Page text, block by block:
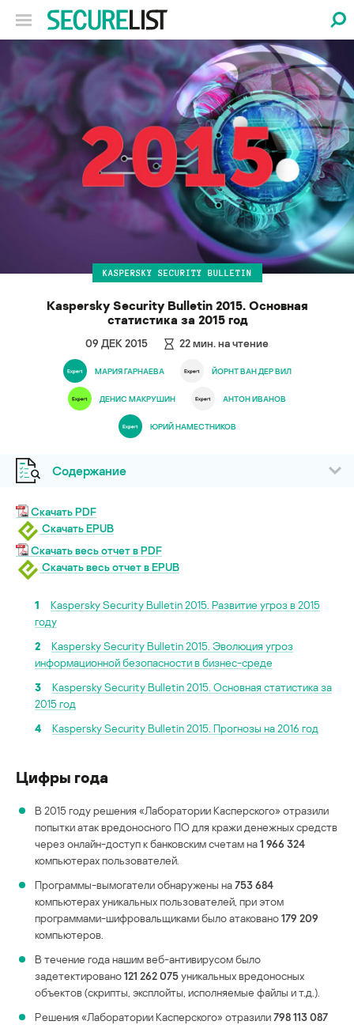
KASPERSKY SECURITY BULLETIN
Kaspersky Security Bulletin 2015. Основная
статистика за 2015 год
09 ДЕК 2015 22мин. на чтение
МАРИЯ ГАРНАЕВА ЙОРНТ ВАН ДЕР ВИЛ
ДЕНИС МАКРУШИН АНТОН ИВАНОВ
ЮРИЙ НАМЕСТНИКОВ
Содержание
Скачать PDF
Скачать EPUB
Скачать весь отчет в PDF
Скачать весь отчет в EPUB
1
Kaspersky Security Bulletin 2015. Развитие угроз в 2015
году
2
Kaspersky Security Bulletin 2015. Эволюция угроз
информационной безопасности в бизнес-среде
3
Kaspersky Security Bulletin 2015. Основная статистика за
2015 год
4
Kaspersky Security Bulletin 2015. Прогнозы на 2016 год
Цифры года
В 2015 году решения «Лаборатории Касперского» отразили
попытки атак вредоносного ПО для кражи денежных средств
через онлайн-доступ к банковским счетам на1 966 324
компьютерах пользователей.
Программы-вымогатели обнаружены на753 684
компьютерах уникальных пользователей, при этом
программами-шифровальщиками было атаковано179 209
компьютеров.
В течение года нашим веб-антивирусом было
задетектировано121 262 075уникальных вредоносных
объектов (скрипты, эксплойты, исполняемые файлы и т.д.).
Решения «Лаборатории Касперского» отразили798 113 087